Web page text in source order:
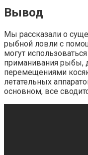
Вывод
Мы рассказали о
рыбной ловли с
могут
приманивания рыбы,
перемещениями
летательных
основном, все